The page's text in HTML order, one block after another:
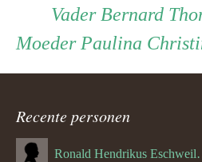
Persoon
ouder
navigatie
Vader Vader
Bernard
Moeder Moeder
Paulina
Recente personen
Ronald